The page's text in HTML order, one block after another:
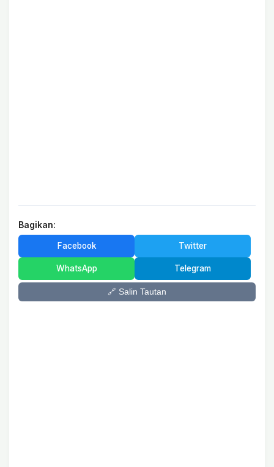
Bagikan:
Facebook Twitter
WhatsApp Telegram
🔗 Salin Tautan